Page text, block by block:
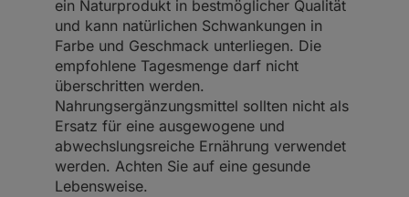
ein Naturprodukt in bestmöglicher Qualität
und kann natürlichen Schwankungen in
Farbe und Geschmack unterliegen. Die
empfohlene Tagesmenge darf nicht
überschritten werden.
Nahrungsergänzungsmittel sollten nicht als
Ersatz für eine ausgewogene und
abwechslungsreiche Ernährung verwendet
werden. Achten Sie auf eine gesunde
Lebensweise.